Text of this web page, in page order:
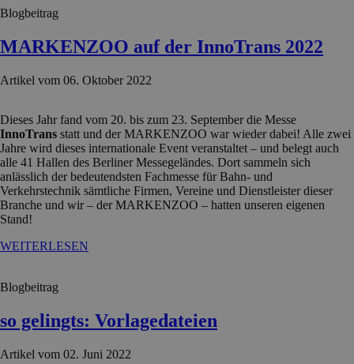
Blogbeitrag
MARKENZOO auf der InnoTrans 2022
Artikel vom 06. Oktober 2022
Dieses Jahr fand vom 20. bis zum 23. September die Messe
InnoTrans statt und der MARKENZOO war wieder dabei! Alle zwei
Jahre wird dieses internationale Event veranstaltet – und belegt auch
alle 41 Hallen des Berliner Messegeländes. Dort sammeln sich
anlässlich der bedeutendsten Fachmesse für Bahn- und
Verkehrstechnik sämtliche Firmen, Vereine und Dienstleister dieser
Branche und wir – der MARKENZOO – hatten unseren eigenen
Stand!
WEITERLESEN
Blogbeitrag
so gelingts: Vorlagedateien
Artikel vom 02. Juni 2022